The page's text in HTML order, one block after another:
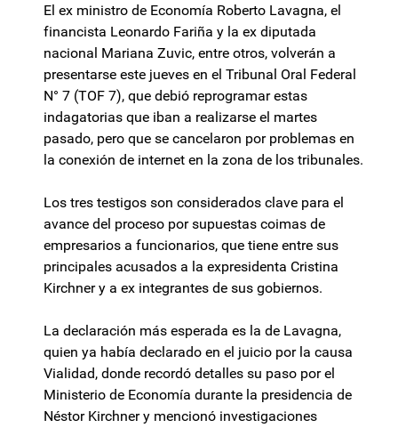
El ex ministro de Economía Roberto Lavagna, el
financista Leonardo Fariña y la ex diputada
nacional Mariana Zuvic, entre otros, volverán a
presentarse este jueves en el Tribunal Oral Federal
N° 7 (TOF 7), que debió reprogramar estas
indagatorias que iban a realizarse el martes
pasado, pero que se cancelaron por problemas en
la conexión de internet en la zona de los tribunales.
Los tres testigos son considerados clave para el
avance del proceso por supuestas coimas de
empresarios a funcionarios, que tiene entre sus
principales acusados a la expresidenta Cristina
Kirchner y a ex integrantes de sus gobiernos.
La declaración más esperada es la de Lavagna,
quien ya había declarado en el juicio por la causa
Vialidad, donde recordó detalles su paso por el
Ministerio de Economía durante la presidencia de
Néstor Kirchner y mencionó investigaciones